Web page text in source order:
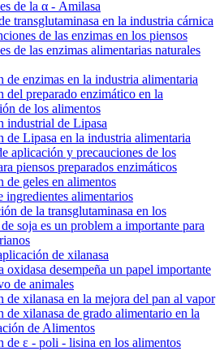
de la α - Amilasa
transglutaminasa en la industria cárnica
de las enzimas en los piensos
de las enzimas alimentarias naturales
de enzimas en la industria alimentaria
del preparado enzimático en la
de los alimentos
industrial de Lipasa
de Lipasa en la industria alimentaria
aplicación y precauciones de los
piensos preparados enzimáticos
de geles en alimentos
ingredientes alimentarios
de la transglutaminasa en los
soja es un problem a importante para
de xilanasa
oxidasa desempeña un papel importante
de animales
de xilanasa en la mejora del pan al vapor
de xilanasa de grado alimentario en la
de Alimentos
de ε - poli - lisina en los alimentos